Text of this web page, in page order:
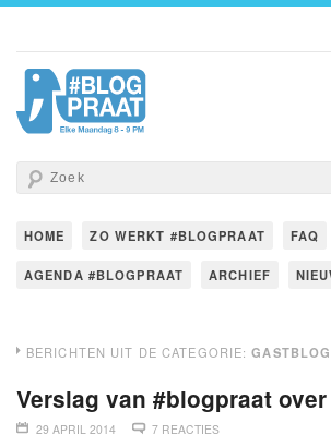
HOME ZO WERKT #BLOGPRAAT FAQ
AGENDA #BLOGPRAAT ARCHIEF
BERICHTEN UIT DE CATEGORIE:GASTBLOG
Verslag van #blogpraat
29 APRIL 2014 7 REACTIES